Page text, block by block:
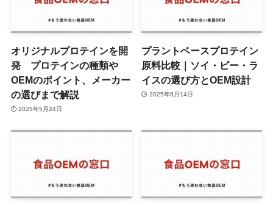
オリジナルプロテインを開
発 プロテインの種類や
OEMのポイント、メーカー
の選びまで解説
2025年5月24日
プラントベースプロテイン
原料比較｜ソイ・ピー・ラ
イスの選び方とOEM設計
2025年6月14日